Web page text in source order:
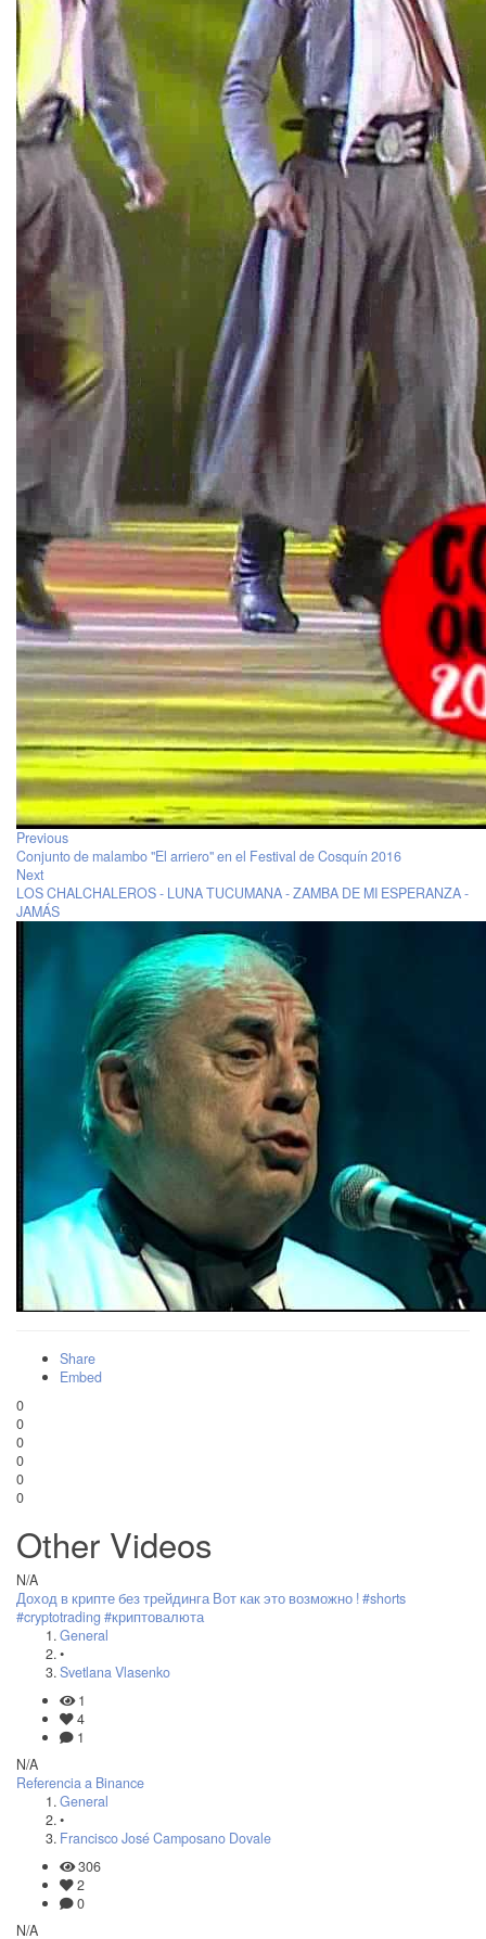
Previous
Conjunto de malambo "El arriero" en el Festival de Cosquín 2016
Next
LOS CHALCHALEROS - LUNA TUCUMANA - ZAMBA DE MI ESPERANZA -
JAMÁS
Share
Embed
0
0
0
0
0
0
Other Videos
N/A
Доход в крипте без трейдинга Вот как это возможно ! #shorts
#cryptotrading #криптовалюта
General
•
Svetlana Vlasenko
1
4
1
N/A
Referencia a Binance
General
•
Francisco José Camposano Dovale
306
2
0
N/A